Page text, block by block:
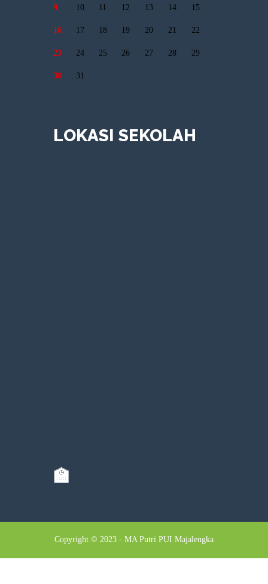
9 10 11 12 13 14 15
16 17 18 19 20 21 22
23 24 25 26 27 28 29
30 31
LOKASI SEKOLAH
🏫
Copyright © 2023 - MA Putri PUI Majalengka